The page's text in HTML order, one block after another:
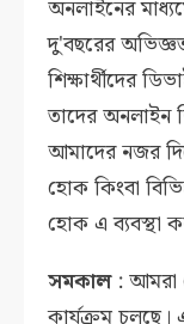
অনলাইনের
দু'বছরের
শিক্ষার্থীদের
তাদের অনলাইন
আমাদের নজর
হোক কিংবা
হোক এ ব্যবস্থা
সমকাল: আমরা